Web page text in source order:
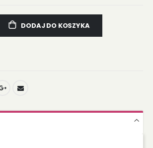
DODAJ DO KOSZYKA